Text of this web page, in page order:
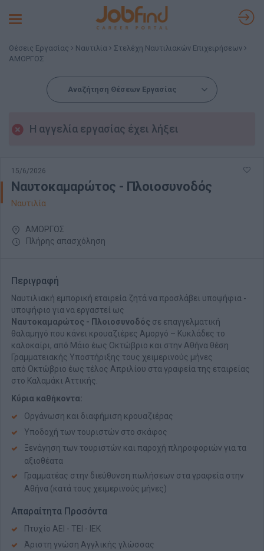
Toggle
Θέσεις Εργασίας Ναυτιλία
Στελέχη Ναυτιλιακών Επιχειρήσεων
ΑΜΟΡΓΟΣ
Αναζήτηση Θέσεων Εργασίας
Η αγγελία εργασίας έχει λήξει
15/6/2026
Ναυτοκαμαρώτος - Πλοιοσυνοδός
Ναυτιλία
ΑΜΟΡΓΟΣ
Πλήρης απασχόληση
Περιγραφή
Ναυτιλιακή εμπορική εταιρεία ζητά να προσλάβει υποψήφια -
υποψήφιο για να εργαστεί ως
Ναυτοκαμαρώτος - Πλοιοσυνοδός σε επαγγελματική
θαλαμηγό που κάνει κρουαζιέρες Αμοργό – Κυκλάδες το
καλοκαίρι, από Μάιο έως Οκτώβριο και στην Αθήνα θέση
Γραμματειακής Υποστήριξης τους χειμερινούς μήνες
από Οκτώβριο έως τέλος Απριλίου στα γραφεία της εταιρείας
στο Καλαμάκι Αττικής.
Κύρια καθήκοντα:
Οργάνωση και διαφήμιση κρουαζιέρας
Υποδοχή των τουριστών στο σκάφος
Ξενάγηση των τουριστών και παροχή πληροφοριών για τα
αξιοθέατα
Γραμματέας στην διεύθυνση πωλήσεων στα γραφεία στην
Αθήνα (κατά τους χειμερινούς μήνες)
Απαραίτητα Προσόντα
Πτυχίο ΑΕΙ - ΤΕΙ - ΙΕΚ
Άριστη γνώση Αγγλικής γλώσσας